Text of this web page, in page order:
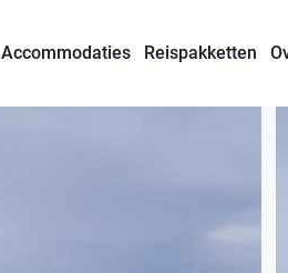
Accommodaties Reispakketten